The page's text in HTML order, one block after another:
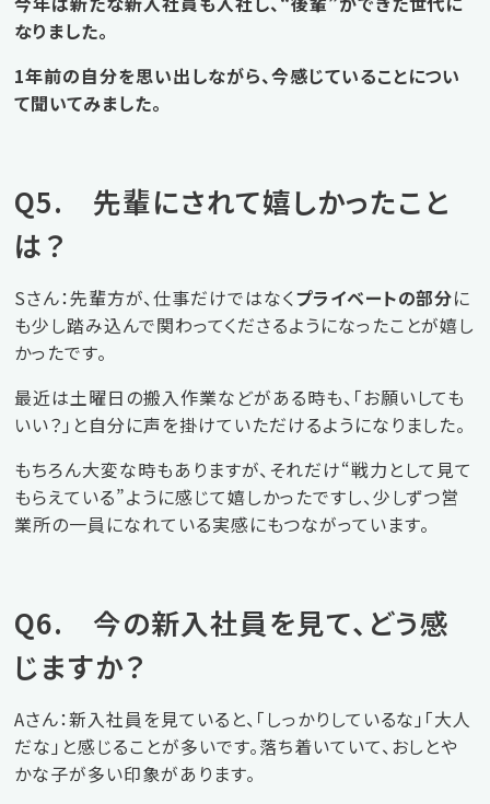
なりました。
1年前の自分を思い出しながら、今感じていることについ
て聞いてみました。
Q5. 先輩にされて嬉しかったこと
は？
Sさん：先輩方が、仕事だけではなくプライベートの部分に
も少し踏み込んで関わってくださるようになったことが嬉し
かったです。
最近は土曜日の搬入作業などがある時も、「お願いしても
いい？」と自分に声を掛けていただけるようになりました。
もちろん大変な時もありますが、それだけ“戦力として見て
もらえている”ように感じて嬉しかったですし、少しずつ営
業所の一員になれている実感にもつながっています。
Q6. 今の新入社員を見て、どう感
じますか？
Aさん：新入社員を見ていると、「しっかりしているな」「大人
だな」と感じることが多いです。落ち着いていて、おしとや
かな子が多い印象があります。